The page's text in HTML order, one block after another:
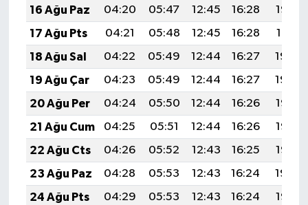
16 Ağu Paz
04:20 05:47 12:45 16:28
19:33
17 Ağu Pts
04:21 05:48 12:45 16:28
19:31
18 Ağu Sal
04:22 05:49 12:44 16:27
19:30
19 Ağu Çar
04:23 05:49 12:44 16:27
19:29
20 Ağu Per
04:24 05:50 12:44 16:26
19:28
21 Ağu Cum
04:25 05:51 12:44 16:26
19:26
22 Ağu Cts
04:26 05:52 12:43 16:25
19:25
23 Ağu Paz
04:28 05:53 12:43 16:24
19:24
24 Ağu Pts
04:29 05:53 12:43 16:24
19:22